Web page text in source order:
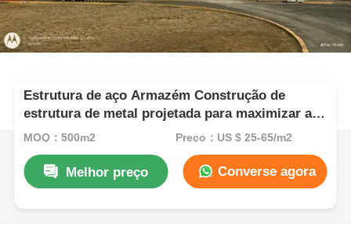
Estrutura de aço Armazém Construção de
estrutura de metal projetada para maximizar a
capacidade de armazenamento e garantir a
MOQ：500m2 Preço：US $ 25-65/m2
Melhor preço Converse agora